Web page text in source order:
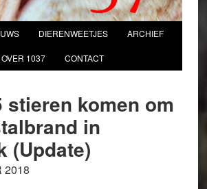
DIERENWEETJES ARCHIEF
OVER 1037 CONTACT
stieren komen om
in
(Update)
2018